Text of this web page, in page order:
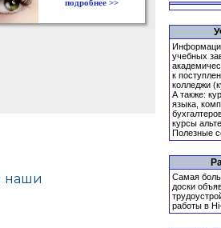
подробнее >>
учебных
к
колледжи
А также:
языка,
курсы
Полезные
Самая
доски
работы в